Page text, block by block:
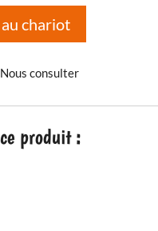
chariot
consulter
produit :